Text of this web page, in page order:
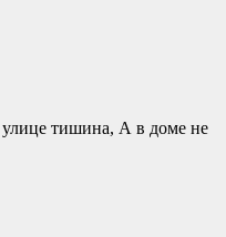
тишина, А в доме не